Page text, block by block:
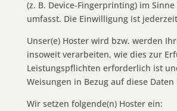
(z. B. Device-Fingerprinting) im Sinne
umfasst. Die Einwilligung ist
Unser(e) Hoster wird bzw. werden
insoweit verarbeiten, wie dies zur
Leistungspflichten erforderlich ist
Weisungen in Bezug auf diese Daten
Wir setzen folgende(n) Hoster ein: